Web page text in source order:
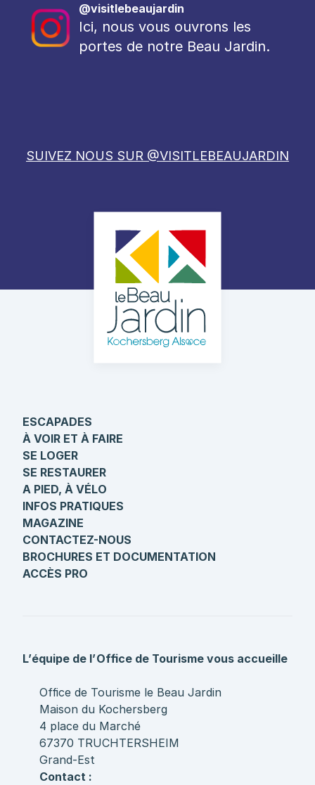
@visitlebeaujardin
Ici, nous vous ouvrons les
portes de notre Beau Jardin.
SUIVEZ NOUS SUR @VISITLEBEAUJARDIN
ESCAPADES
À VOIR ET À FAIRE
SE LOGER
SE RESTAURER
A PIED, À VÉLO
INFOS PRATIQUES
MAGAZINE
CONTACTEZ-NOUS
BROCHURES ET DOCUMENTATION
ACCÈS PRO
L’équipe de l’Office de Tourisme vous accueille
Office de Tourisme le Beau Jardin
Maison du Kochersberg
4 place du Marché
67370 TRUCHTERSHEIM
Grand-Est
Contact :